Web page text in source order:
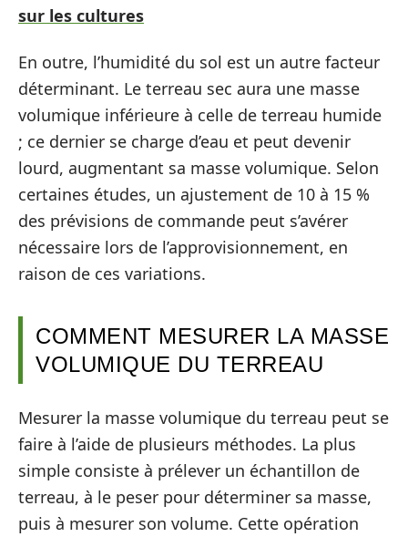
sur les cultures
En outre, l’humidité du sol est un autre facteur
déterminant. Le terreau sec aura une masse
volumique inférieure à celle de terreau humide
; ce dernier se charge d’eau et peut devenir
lourd, augmentant sa masse volumique. Selon
certaines études, un ajustement de 10 à 15 %
des prévisions de commande peut s’avérer
nécessaire lors de l’approvisionnement, en
raison de ces variations.
COMMENT MESURER LA MASSE
VOLUMIQUE DU TERREAU
Mesurer la masse volumique du terreau peut se
faire à l’aide de plusieurs méthodes. La plus
simple consiste à prélever un échantillon de
terreau, à le peser pour déterminer sa masse,
puis à mesurer son volume. Cette opération